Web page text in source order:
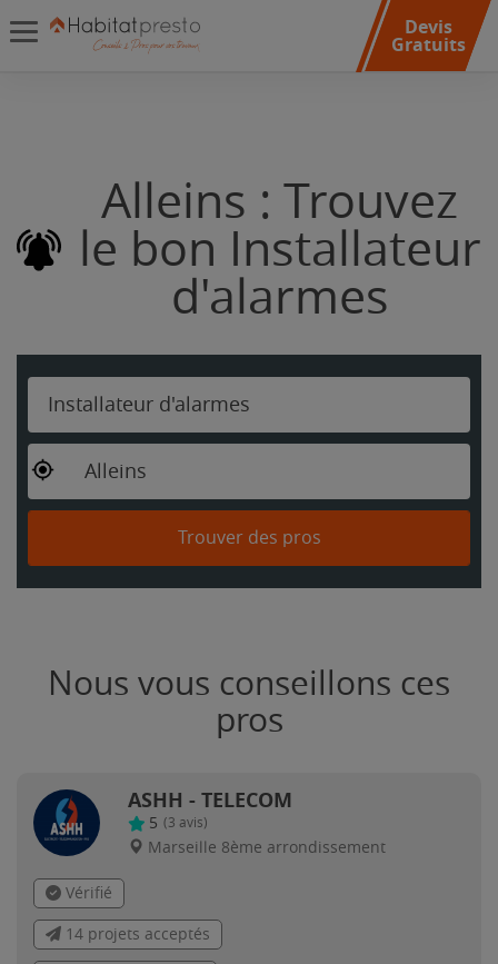
Devis
Gratuits
Alleins : Trouvez
le bon Installateur
d'alarmes
Installateur d'alarmes
Alleins
Trouver des pros
Nous vous conseillons ces
pros
ASHH - TELECOM
5 (3 avis)
Marseille 8ème arrondissement
Vérifié
14 projets acceptés